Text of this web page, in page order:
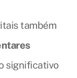
também
significativo